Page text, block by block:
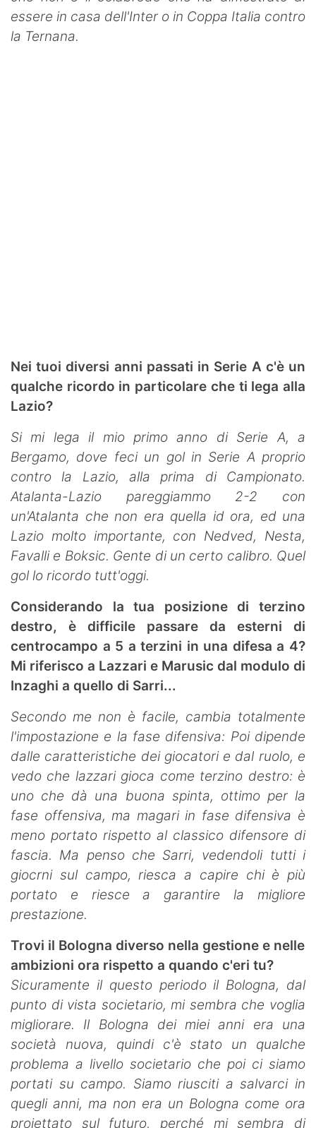
essere in casa dell'Inter o in Coppa Italia contro
la Ternana.
Nei tuoi diversi anni passati in Serie A c'è un
qualche ricordo in particolare che ti lega alla
Lazio?
Si mi lega il mio primo anno di Serie A, a
Bergamo, dove feci un gol in Serie A proprio
contro la Lazio, alla prima di Campionato.
Atalanta-Lazio pareggiammo 2-2 con
un'Atalanta che non era quella id ora, ed una
Lazio molto importante, con Nedved, Nesta,
Favalli e Boksic. Gente di un certo calibro. Quel
gol lo ricordo tutt'oggi.
Considerando la tua posizione di terzino
destro, è difficile passare da esterni di
centrocampo a 5 a terzini in una difesa a 4?
Mi riferisco a Lazzari e Marusic dal modulo di
Inzaghi a quello di Sarri...
Secondo me non è facile, cambia totalmente
l'impostazione e la fase difensiva: Poi dipende
dalle caratteristiche dei giocatori e dal ruolo, e
vedo che lazzari gioca come terzino destro: è
uno che dà una buona spinta, ottimo per la
fase offensiva, ma magari in fase difensiva è
meno portato rispetto al classico difensore di
fascia. Ma penso che Sarri, vedendoli tutti i
giocrni sul campo, riesca a capire chi è più
portato e riesce a garantire la migliore
prestazione.
Trovi il Bologna diverso nella gestione e nelle
ambizioni ora rispetto a quando c'eri tu?
Sicuramente il questo periodo il Bologna, dal
punto di vista societario, mi sembra che voglia
migliorare. Il Bologna dei miei anni era una
società nuova, quindi c'è stato un qualche
problema a livello societario che poi ci siamo
portati su campo. Siamo riusciti a salvarci in
quegli anni, ma non era un Bologna come ora
proiettato sul futuro, perché mi sembra di